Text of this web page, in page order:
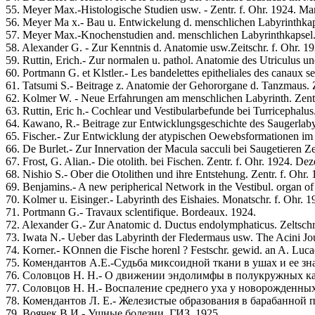
55. Meуer Max.-Histologische Studien usw. - Zentr. f. Ohr. 1924.
56. Meyer Ma x.- Bau u. Entwickelung d. menschlichen
57. Meyer Max.-Knochenstudien and. menschlichen
58. Alexander G. - Zur Kenntnis d. Anatomie usw.Zeitschr. f. Ohr.
59. Ruttin, Erich.- Zur normalen u. pathol. Anatomie des Utriculus
60. Portmann G. et Klstler.- Les bandelettes epitheliales des canaux
61. Tatsumi S.- Beitrage z. Anatomie der Gehororgane d.
62. Kolmer W. - Neue Erfahrungen am menschlichen Labyrinth.
63. Ruttin, Eric h.- Cochlear und Vestibularbefunde bei
64. Кawano, R.- Beitrage zur Entwicklungsgeschichte des
65. Fischer.- Zur Entwicklung der atypischen Oewebsformationen
66. De Вurlet.- Zur Innervation der Macula sacculi bei Saugetieren
67. Frost, G. Alian.- Die otolith. bei Fischen. Zentr. f. Ohr. 1924.
68. Nishiо S.- Ober die Otolithen und ihre Entstehung. Zentr. f. Ohr.
69. Benjamins.- A new peripherical Network in the Vestibul. organ
70. Kolmer u. Eisingeг.- Labyrinth des Eishaies. Monatschr. f. Ohr.
71. Portmann G.- Travaux sclentifique. Bordeaux. 1924.
72. Alexander G.- Zur Anatomic d. Ductus endolymphaticus.
73. Iwata N.- Ueber das Labyrinth der Fledermaus usw. The Acini
74. Korner.- KOnnen die Fische horenl ? Festschr. gewid. an A.
75. Комендантов А.Е.-Судьба миксоидной ткани в ушах и ее
76. Соловцов Н. Н.- О движении эндолимфы в полукружных
77. Соловцов Н. Н.- Воспаление среднего уха у
78. Комендантов Л. Е.- Железистые образования в барабанной